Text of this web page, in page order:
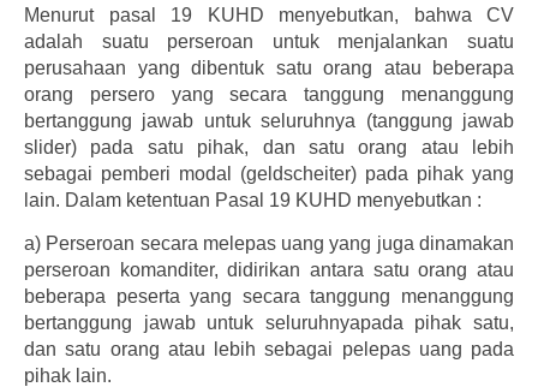
Menurut pasal 19 KUHD menyebutkan, bahwa CV
adalah suatu perseroan untuk menjalankan suatu
perusahaan yang dibentuk satu orang atau beberapa
orang persero yang secara tanggung menanggung
bertanggung jawab untuk seluruhnya (tanggung jawab
slider) pada satu pihak, dan satu orang atau lebih
sebagai pemberi modal (geldscheiter) pada pihak yang
lain. Dalam ketentuan Pasal 19 KUHD menyebutkan :
a) Perseroan secara melepas uang yang juga dinamakan
perseroan komanditer, didirikan antara satu orang atau
beberapa peserta yang secara tanggung menanggung
bertanggung jawab untuk seluruhnyapada pihak satu,
dan satu orang atau lebih sebagai pelepas uang pada
pihak lain.